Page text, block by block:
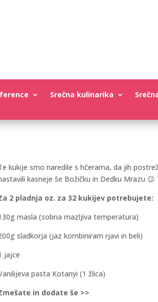
Srečna kulinarika
kukije smo naredile s hčerama, da jih
kasneje še Božičku in Dedku Mrazu
2 pladnja oz. za 32 kukijev potrebujete:
masla (sobna mazljiva temperatura)
sladkorja (jaz kombiniram rjavi in beli)
jajce
pasta Kotanyi (1 žlica)
in dodate še >>